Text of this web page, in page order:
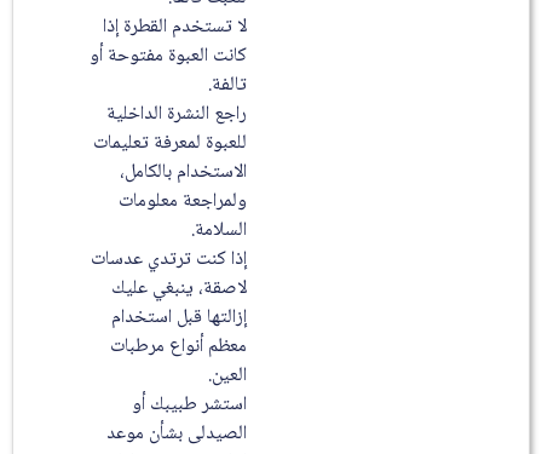
لا تستخدم القطرة إذا
كانت العبوة مفتوحة أو
تالفة.
راجع النشرة الداخلية
للعبوة لمعرفة تعليمات
الاستخدام بالكامل،
ولمراجعة معلومات
السلامة.
إذا كنت ترتدي عدسات
لاصقة، ينبغي عليك
إزالتها قبل استخدام
معظم أنواع مرطبات
العين.
استشر طبيبك أو
الصيدلى بشأن موعد